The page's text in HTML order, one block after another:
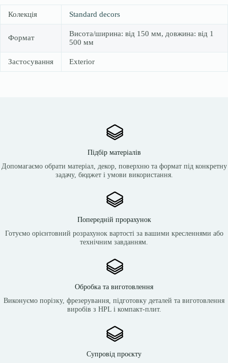
Колекція Standard decors
Формат
Висота/ширина: від 150 мм, довжина: від 1
500 мм
Застосування Exterior
Підбір матеріалів
Допомагаємо обрати матеріал, декор, поверхню та формат під конкретну
задачу, бюджет і умови використання.
Попередній прорахунок
Готуємо орієнтовний розрахунок вартості за вашими кресленнями або
технічним завданням.
Обробка та виготовлення
Виконуємо порізку, фрезерування, підготовку деталей та виготовлення
виробів з HPL і компакт-плит.
Супровід проєкту